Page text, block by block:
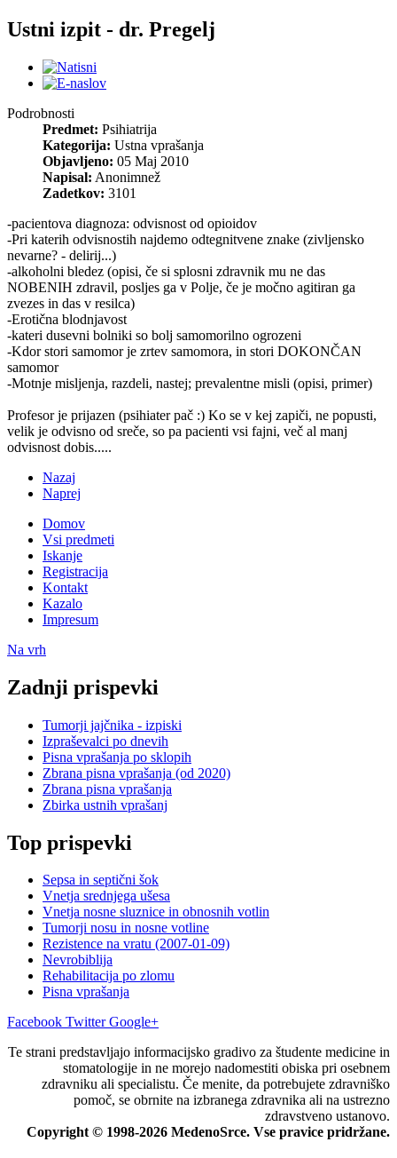
Ustni izpit - dr. Pregelj
Podrobnosti
Predmet: Psihiatrija
Kategorija: Ustna vprašanja
Objavljeno: 05 Maj 2010
Napisal: Anonimnež
Zadetkov: 3101
-pacientova diagnoza: odvisnost od opioidov
-Pri katerih odvisnostih najdemo odtegnitvene znake (zivljensko
nevarne? - delirij...)
-alkoholni bledez (opisi, če si splosni zdravnik mu ne das
NOBENIH zdravil, posljes ga v Polje, če je močno agitiran ga
zvezes in das v resilca)
-Erotična blodnjavost
-kateri dusevni bolniki so bolj samomorilno ogrozeni
-Kdor stori samomor je zrtev samomora, in stori DOKONČAN
samomor
-Motnje misljenja, razdeli, nastej; prevalentne misli (opisi, primer)
Profesor je prijazen (psihiater pač :) Ko se v kej zapiči, ne popusti,
velik je odvisno od sreče, so pa pacienti vsi fajni, več al manj
odvisnost dobis.....
Nazaj
Naprej
Domov
Vsi predmeti
Iskanje
Registracija
Kontakt
Kazalo
Impresum
Na vrh
Zadnji prispevki
Tumorji jajčnika - izpiski
Izpraševalci po dnevih
Pisna vprašanja po sklopih
Zbrana pisna vprašanja (od 2020)
Zbrana pisna vprašanja
Zbirka ustnih vprašanj
Top prispevki
Sepsa in septični šok
Vnetja srednjega ušesa
Vnetja nosne sluznice in obnosnih votlin
Tumorji nosu in nosne votline
Rezistence na vratu (2007-01-09)
Nevrobiblija
Rehabilitacija po zlomu
Pisna vprašanja
Facebook Twitter Google+
Te strani predstavljajo informacijsko gradivo za študente medicine in
stomatologije in ne morejo nadomestiti obiska pri osebnem
zdravniku ali specialistu. Če menite, da potrebujete zdravniško
pomoč, se obrnite na izbranega zdravnika ali na ustrezno
zdravstveno ustanovo.
Copyright © 1998-2026 MedenoSrce. Vse pravice pridržane.